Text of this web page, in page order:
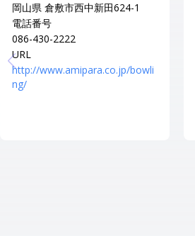
岡山県 倉敷市西中新田624-1
電話番号
086-430-2222
URL
http://www.amipara.co.jp/bowli
ng/